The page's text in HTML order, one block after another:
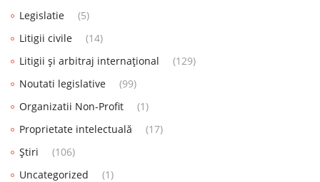
Legislatie
(5)
Litigii civile
(14)
Litigii și arbitraj internațional
(129)
Noutati legislative
(99)
Organizatii Non-Profit
(1)
Proprietate intelectuală
(17)
Știri
(106)
Uncategorized
(1)